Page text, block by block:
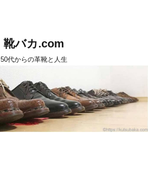
靴バカ.com
50代からの革靴と人生